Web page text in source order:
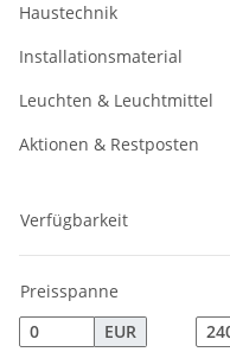
Haustechnik
Installationsmaterial
Leuchten & Leuchtmittel
Aktionen & Restposten
Verfügbarkeit
Preisspanne
EUR